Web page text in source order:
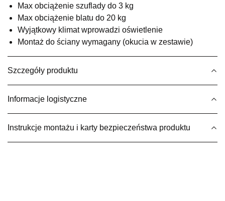
Adres e-mail:pph.catrin@wp.pl
Godziny otwarcia
Pn-Pt: 09:00-17:00, Sb: 09:00-13:00
2 289,00 zł
SALON MEBLOWY MEBLE EXPO
UL.PLAC DĄBROWSKIEGO 3
76-200 SŁUPSK
Nr tel.606350240
Max obciążenie szuflady do 3 kg
Max obciążenie blatu do 20 kg
Wyjątkowy klimat wprowadzi oświetlenie
Montaż do ściany wymagany (okucia w zestawie)
Szczegóły produktu
Informacje logistyczne
Instrukcje montażu i karty bezpieczeństwa produktu